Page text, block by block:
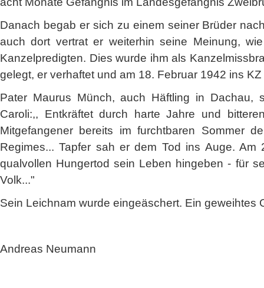
Danach begab er sich zu einem seiner Brüder
auch dort vertrat er weiterhin seine Meinung,
Kanzelpredigten. Dies wurde ihm als
gelegt, er verhaftet und am 18. Februar 1942 ins
Pater Maurus Münch, auch Häftling in Dachau,
Caroli:,, Entkräftet durch harte Jahre und
Mitgefangener bereits im furchtbaren Sommer
Regimes... Tapfer sah er dem Tod ins Auge.
qualvollen Hungertod sein Leben hingeben - für
Volk..."
Sein Leichnam wurde eingeäschert. Ein geweihtes
Andreas Neumann